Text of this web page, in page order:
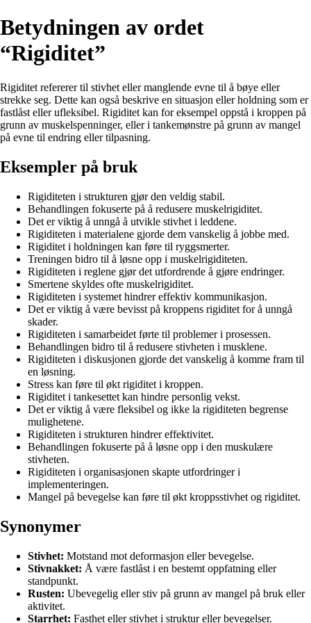
Betydningen av ordet
“Rigiditet”
Rigiditet refererer til stivhet eller manglende evne til å bøye eller
strekke seg. Dette kan også beskrive en situasjon eller holdning som er
fastlåst eller ufleksibel. Rigiditet kan for eksempel oppstå i kroppen på
grunn av muskelspenninger, eller i tankemønstre på grunn av mangel
på evne til endring eller tilpasning.
Eksempler på bruk
Rigiditeten i strukturen gjør den veldig stabil.
Behandlingen fokuserte på å redusere muskelrigiditet.
Det er viktig å unngå å utvikle stivhet i leddene.
Rigiditeten i materialene gjorde dem vanskelig å jobbe med.
Rigiditet i holdningen kan føre til ryggsmerter.
Treningen bidro til å løsne opp i muskelrigiditeten.
Rigiditeten i reglene gjør det utfordrende å gjøre endringer.
Smertene skyldes ofte muskelrigiditet.
Rigiditeten i systemet hindrer effektiv kommunikasjon.
Det er viktig å være bevisst på kroppens rigiditet for å unngå
skader.
Rigiditeten i samarbeidet førte til problemer i prosessen.
Behandlingen bidro til å redusere stivheten i musklene.
Rigiditeten i diskusjonen gjorde det vanskelig å komme fram til
en løsning.
Stress kan føre til økt rigiditet i kroppen.
Rigiditet i tankesettet kan hindre personlig vekst.
Det er viktig å være fleksibel og ikke la rigiditeten begrense
mulighetene.
Rigiditeten i strukturen hindrer effektivitet.
Behandlingen fokuserte på å løsne opp i den muskulære
stivheten.
Rigiditeten i organisasjonen skapte utfordringer i
implementeringen.
Mangel på bevegelse kan føre til økt kroppsstivhet og rigiditet.
Synonymer
Stivhet: Motstand mot deformasjon eller bevegelse.
Stivnakket: Å være fastlåst i en bestemt oppfatning eller
standpunkt.
Rusten: Ubevegelig eller stiv på grunn av mangel på bruk eller
aktivitet.
Starrhet: Fasthet eller stivhet i struktur eller bevegelser.